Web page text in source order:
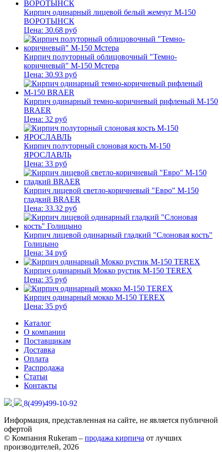
Кирпич одинарный лицевой белый жемчуг М-150
ВОРОТЫНСК
Цена: 30.68 руб
Кирпич полуторный облицовочный "Темно-
коричневый" М-150 Мстера
Цена: 30.93 руб
Кирпич одинарный темно-коричневый рифленый М-150
BRAER
Цена: 32 руб
Кирпич полуторный слоновая кость М-150
ЯРОСЛАВЛЬ
Цена: 33 руб
Кирпич лицевой светло-коричневый "Евро" М-150
гладкий BRAER
Цена: 33.32 руб
Кирпич лицевой одинарный гладкий "Слоновая кость"
Голицыно
Цена: 34 руб
Кирпич одинарный Мокко рустик М-150 TEREX
Цена: 35 руб
Кирпич одинарный мокко М-150 TEREX
Цена: 35 руб
Каталог
О компании
Поставщикам
Доставка
Оплата
Распродажа
Статьи
Контакты
8(499)499-10-92
Информация, представленная на сайте, не является публичной
офертой
© Компания Rukeram – продажа кирпича от лучших
производителей, 2026